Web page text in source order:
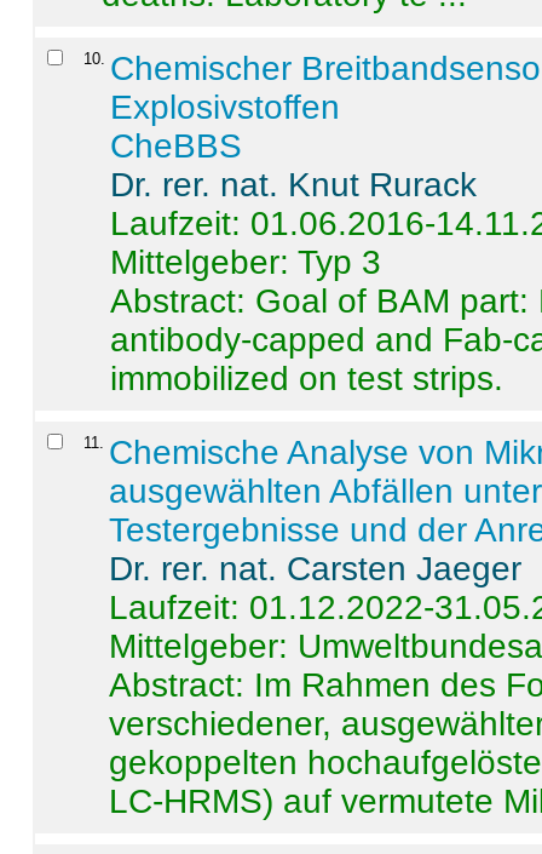
10 Chemischer
Explosivstoffen
CheBBS
Dr. rer. nat. Knut Rurack
Laufzeit: 01.06.2016-
Mittelgeber: Typ 3
Abstract: Goal of BAM
antibody-capped and Fab-
immobilized on test strips.
11
Chemische Analyse von
ausgewählten Abfällen
Testergebnisse und der
Dr. rer. nat. Carsten Jaeger
Laufzeit: 01.12.2022-
Mittelgeber:
Abstract: Im Rahmen des
verschiedener,
gekoppelten
LC-HRMS) auf vermutete